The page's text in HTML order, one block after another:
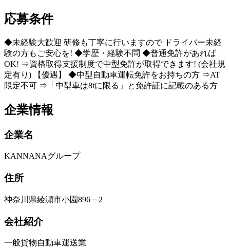
応募条件
◆未経験大歓迎 研修も丁寧に行いますので ドライバー未経
験の方もご安心を! ◆学歴・経験不問 ◆普通免許があれば
OK! ⇒資格取得支援制度で中型免許が取得できます! (会社規
定有り) 【優遇】 ◆中型自動車運転免許をお持ちの方 ⇒AT
限定不可 ⇒「中型車は8tに限る」と免許証に記載のある方
企業情報
企業名
KANNANAグループ
住所
神奈川県綾瀬市小園896－2
会社紹介
一般貨物自動車運送業